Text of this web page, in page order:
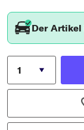
Der Artikel